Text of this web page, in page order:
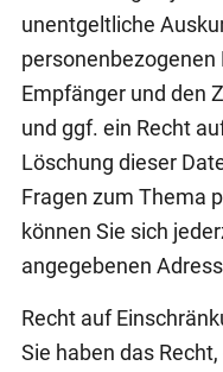
unentgeltliche
personenbezogenen
Empfänger und den
und ggf. ein Recht
Löschung dieser
Fragen zum Thema
können Sie sich
angegebenen
Recht auf
Sie haben das